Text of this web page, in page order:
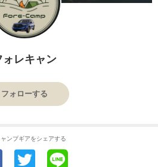
ォレキャン
フォローする
ャンプギアをシェアする